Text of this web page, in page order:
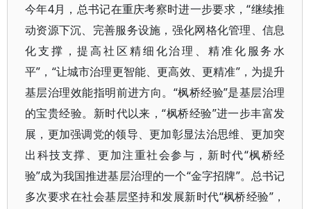
今年4月，总书记在重庆考察时进一步要求，“继续推
动资源下沉、完善服务设施，强化网格化管理、信息
化支撑，提高社区精细化治理、精准化服务水
平”，“让城市治理更智能、更高效、更精准”，为提升
基层治理效能指明前进方向。“枫桥经验”是基层治理
的宝贵经验。新时代以来，“枫桥经验”进一步丰富发
展，更加强调党的领导、更加彰显法治思维、更加突
出科技支撑、更加注重社会参与，新时代“枫桥经
验”成为我国推进基层治理的一个“金字招牌”。总书记
多次要求在社会基层坚持和发展新时代“枫桥经验”，